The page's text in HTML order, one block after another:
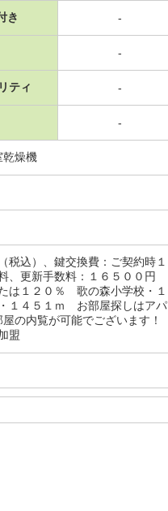
き -
-
ティ -
-
燥機
込）、鍵交換費：ご契約時１
、更新手数料：１６５００円
１２０％ 歌の森小学校・１
１４５１ｍ お部屋探しはアパ
の内覧が可能でございます！
盟